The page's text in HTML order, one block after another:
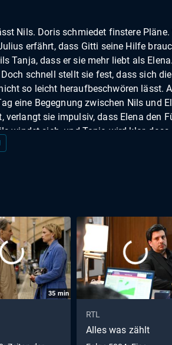
Nils. Doris schmiedet finstere Pläne.
erfährt, dass Gitti seine Hilfe
Tanja, dass er sie mehr liebt als
schnell stellt sie fest, dass sich
so leicht heraufbeschwören lässt.
eine Begegnung zwischen Nils und
verlangt sie impulsiv, dass Elena den
windet sich, und Tanja wird klar, dass
sucht sie Trost bei Viola, die
mit Theresa abzuschließen und
den er seit der Trennung von Theresa
trug. Theresa und Moritz ahnen nicht,
Pläne schmiedet, um Kristin doch
Hildegard teilt Werner ihre Sorge
überredet Werner seinen Bruder zu
um ihn von seiner Trauer um Nicola
sich, wieder in der Brauerei
an einer Rede für die anstehende
35 min
RTL
Alles was zählt